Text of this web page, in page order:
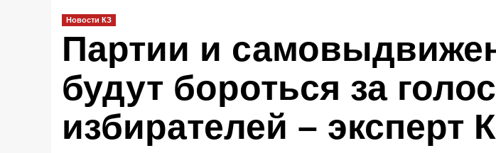
Новости КЗ
Партии и
будут бороться за
избирателей – эксперт